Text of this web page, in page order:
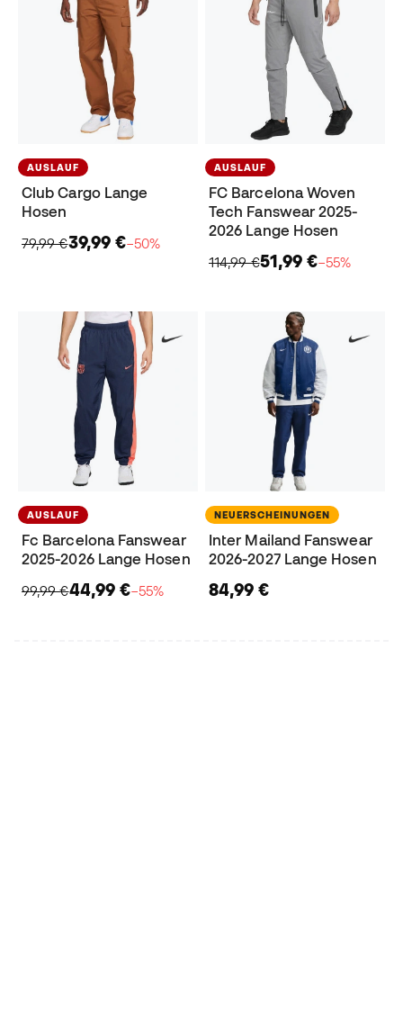
AUSLAUF
Club Cargo Lange
Hosen
79,99 €39,99 €−50%
AUSLAUF
FC Barcelona Woven
Tech Fanswear 2025-
2026 Lange Hosen
114,99 €51,99 €−55%
AUSLAUF
Fc Barcelona Fanswear
2025-2026 Lange Hosen
99,99 €44,99 €−55%
NEUERSCHEINUNGEN
Inter Mailand Fanswear
2026-2027 Lange Hosen
84,99 €